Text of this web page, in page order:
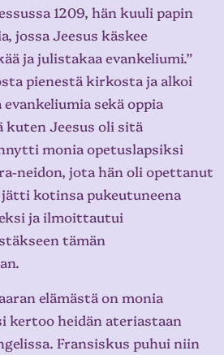
1209, hän kuuli papin
jossa Jeesus käskee
ja julistakaa evankeliumi.”
pienestä kirkosta ja alkoi
sekä oppia
Jeesus oli sitä
monia opetuslapsiksi
neidon, jota hän oli opettanut
kotinsa pukeutuneena
ja ilmoittautui
tämän
elämästä on monia
kertoo heidän ateriastaan
Fransiskus puhui niin